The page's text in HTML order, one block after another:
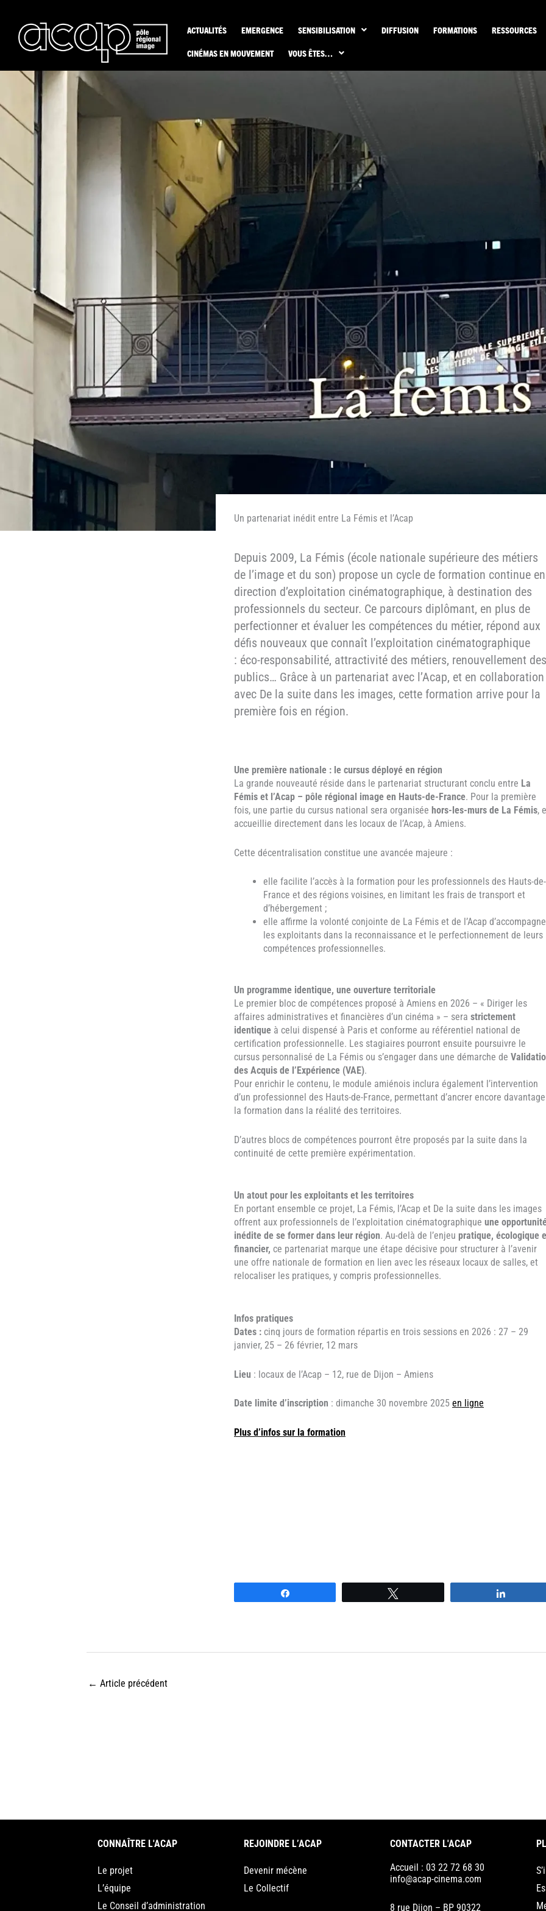
contenu
ACTUALITÉS EMERGENCE SENSIBILISATION DIFFUSION FORMATIONS RESSOURCES
CINÉMAS EN MOUVEMENT VOUS ÊTES…
Actualités
Un partenariat inédit entre La Fémis et l’Acap
Depuis 2009, La Fémis (école nationale supérieure des métiers
de l’image et du son) propose un cycle de formation continue en
direction d’exploitation cinématographique, à destination des
professionnels du secteur. Ce parcours diplômant, en plus de
perfectionner et évaluer les compétences du métier, répond aux
défis nouveaux que connaît l’exploitation cinématographique
: éco-responsabilité, attractivité des métiers, renouvellement des
publics… Grâce à un partenariat avec l’Acap, et en collaboration
avec De la suite dans les images, cette formation arrive pour la
première fois en région.
Une première nationale : le cursus déployé en région
La grande nouveauté réside dans le partenariat structurant conclu entre La
Fémis et l’Acap – pôle régional image en Hauts-de-France. Pour la première
fois, une partie du cursus national sera organisée hors-les-murs de La Fémis,
accueillie directement dans les locaux de l’Acap, à Amiens.
Cette décentralisation constitue une avancée majeure :
elle facilite l’accès à la formation pour les professionnels des Hauts-de-
France et des régions voisines, en limitant les frais de transport et
d’hébergement ;
elle affirme la volonté conjointe de La Fémis et de l’Acap
les exploitants dans la reconnaissance et le perfectionnement de leurs
compétences professionnelles.
Un programme identique, une ouverture territoriale
Le premier bloc de compétences proposé à Amiens en 2026 – « Diriger les
affaires administratives et financières d’un cinéma » – sera strictement
identique à celui dispensé à Paris et conforme au référentiel national de
certification professionnelle. Les stagiaires pourront ensuite poursuivre le
cursus personnalisé de La Fémis ou s’engager dans une démarche de
des Acquis de l’Expérience (VAE).
Pour enrichir le contenu, le module amiénois inclura également l’intervention
d’un professionnel des Hauts-de-France, permettant d’ancrer encore davantage
la formation dans la réalité des territoires.
D’autres blocs de compétences pourront être proposés par la suite dans la
continuité de cette première expérimentation.
Un atout pour les exploitants et les territoires
En portant ensemble ce projet, La Fémis, l’Acap et De la suite dans les images
offrent aux professionnels de l’exploitation cinématographique une
inédite de se former dans leur région. Au-delà de l’enjeu pratique, écologique
financier, ce partenariat marque une étape décisive pour structurer à l’avenir
une offre nationale de formation en lien avec les réseaux locaux de salles, et
relocaliser les pratiques, y compris professionnelles.
Infos pratiques
Dates : cinq jours de formation répartis en trois sessions en 2026 : 27 – 29
janvier, 25 – 26 février, 12 mars
Lieu : locaux de l’Acap – 12, rue de Dijon – Amiens
Date limite d’inscription : dimanche 30 novembre 2025 en ligne
Plus d’infos sur la formation
← Article précédent
CONNAÎTRE L'ACAP
Le projet
L’équipe
Le Conseil d’administration
REJOINDRE L’ACAP
Devenir mécène
Le Collectif
CONTACTER L'ACAP
Accueil : 03 22 72 68 30
info@acap-cinema.com
8 rue Dijon – BP 90322